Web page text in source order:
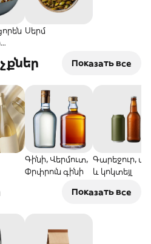
Սերմ
Показать все
Գինի, Վերմուտ,
Փրփրուն գինի
Գարեջուր,
և կոկտեյլ
Показать все